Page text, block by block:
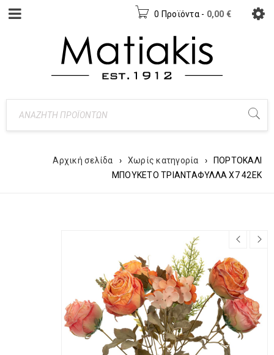
0 Προϊόντα - 0,00 €
Αρχική σελίδα › Χωρίς κατηγορία ›
ΠΟΡΤΟΚΑΛΙ
ΜΠΟΥΚΕΤΟ ΤΡΙΑΝΤΑΦΥΛΛΑ Χ7 42ΕΚ